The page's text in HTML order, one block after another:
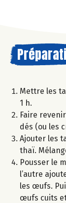
Mettre les
1 h.
Faire
dés (ou les
Ajouter les
thaï.
Pousser le
l’autre
les œufs.
œufs cuits